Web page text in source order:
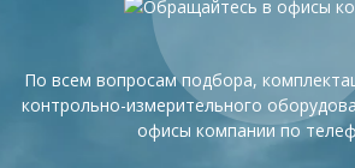
По всем вопросам подбора,
контрольно-измерительного
офисы компании по